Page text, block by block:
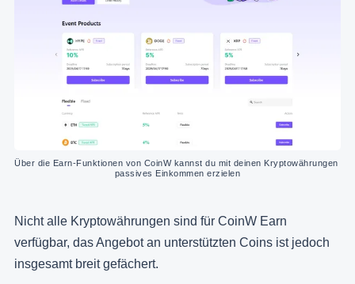
Über die Earn-Funktionen von CoinW kannst du mit deinen Kryptowährungen
passives Einkommen erzielen
Nicht alle Kryptowährungen sind für CoinW Earn
verfügbar, das Angebot an unterstützten Coins ist jedoch
insgesamt breit gefächert.